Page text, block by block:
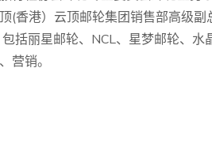
(香港）云顶邮轮集团销售部高级副
丽星邮轮、NCL、星梦邮轮、水
营销。